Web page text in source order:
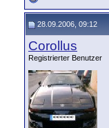
28.09.2006, 09:12
Corollus
Registrierter Benutzer